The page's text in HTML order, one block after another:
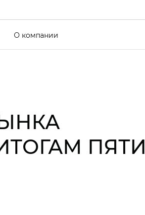
О компании
ПЯТИ